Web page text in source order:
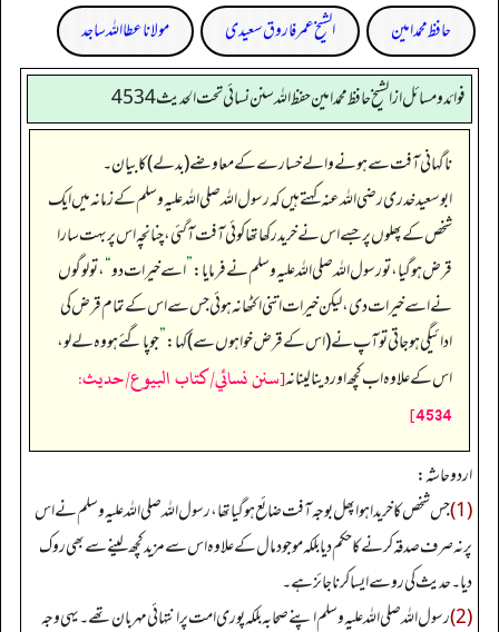
حافظ محمد امین
الشیخ عمر فاروق سعیدی مولانا عطا اللہ ساجد
فوائد ومسائل از الشيخ حافظ محمد امين حفظ الله سنن نسائي تحت الحديث4534
ناگہانی آفت سے ہونے والے خسارے کے معاوضے (بدلے) کا بیان۔
ابو سعید خدری رضی اللہ عنہ کہتے ہیں کہ رسول اللہ صلی اللہ علیہ وسلم کے زمانہ میں ایک
شخص کے پھلوں پر جسے اس نے خرید رکھا تھا کوئی آفت آ گئی، چنانچہ اس پر بہت سارا
قرض ہو گیا، تو رسول اللہ صلی اللہ علیہ وسلم نے فرمایا:”اسے خیرات دو“، تو لوگوں
نے اسے خیرات دی، لیکن خیرات اتنی اکٹھا نہ ہوئی جس سے اس کے تمام قرض کی
ادائیگی ہو جاتی تو آپ نے (اس کے قرض خواہوں سے) کہا:”جو پا گئے ہو وہ لے لو،
اس کے علاوہ اب کچھ اور دینا لینا نہ[سنن نسائي/كتاب البيوع/حدیث:
4534]
اردو حاشہ:
(1) جس شخص کا خریدا ہوا پھل بوجہ آفت ضائع ہو گیا تھا، رسول اللہ صلی اللہ علیہ وسلم نے اس
پر نہ صرف صدقہ کرنے کا حکم دیا بلکہ موجود مال کے علاوہ اس سےمزید کچھ لینے سے بھی روک
دیا۔ حدیث کی رو سے ایسا کرنا جائز ہے۔
(2) رسول اللہ صلی اللہ علیہ وسلم اپنے صحابہ بلکہ پوری امت پر انتہائی مہربان تھے۔ یہی وجہ